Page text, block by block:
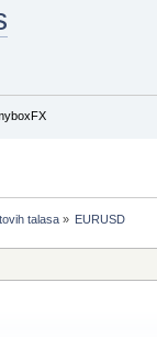
talasa» EURUSD